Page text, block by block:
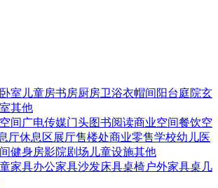
卧室 儿童房书房厨房卫浴衣帽间 阳台庭院玄
其他
间 广电传媒门头图书阅读商业空间餐饮空
厅休息区展厅售楼处商业零售学校幼儿医
健身房影院剧场 儿童设施其他
家具办公家具沙发床具桌椅户外家具桌几